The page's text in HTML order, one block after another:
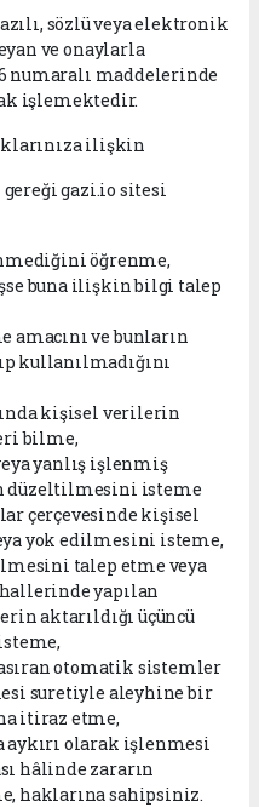
sözlü veya elektronik
ve onaylarla
numaralı maddelerinde
işlemektedir.
ilişkin
gereği gazi.io sitesi
öğrenme,
buna ilişkin bilgi talep
ve bunların
kullanılmadığını
kişisel verilerin
bilme,
yanlış işlenmiş
düzeltilmesini isteme
çerçevesinde kişisel
yok edilmesini isteme,
talep etme veya
yapılan
aktarıldığı üçüncü
otomatik sistemler
suretiyle aleyhine bir
itiraz etme,
olarak işlenmesi
hâlinde zararın
haklarına sahipsiniz.